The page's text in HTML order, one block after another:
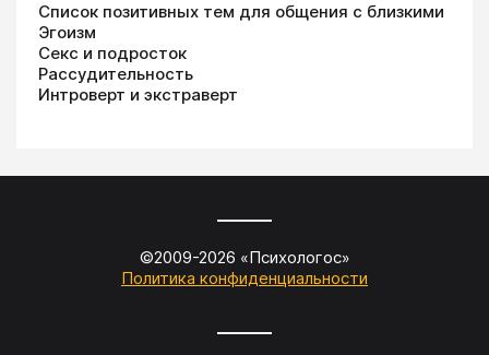
Список позитивных тем для общения с близкими
Эгоизм
Секс и подросток
Рассудительность
Интроверт и экстраверт
©2009-2026 «Психологос»
Политика конфиденциальности